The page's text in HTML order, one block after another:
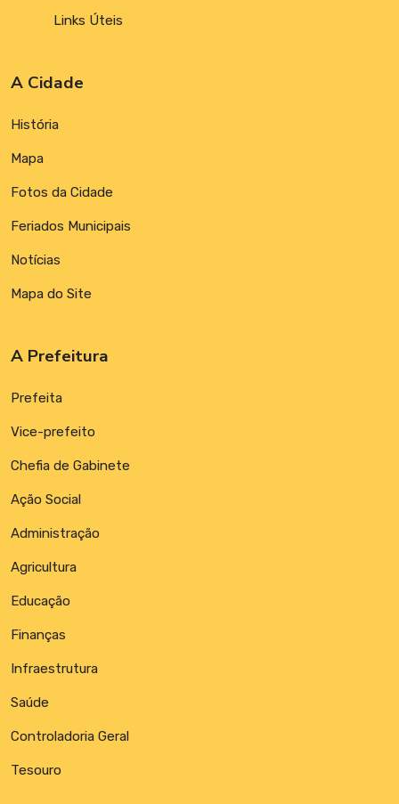
Links Úteis
A Cidade
História
Mapa
Fotos da Cidade
Feriados Municipais
Notícias
Mapa do Site
A Prefeitura
Prefeita
Vice-prefeito
Chefia de Gabinete
Ação Social
Administração
Agricultura
Educação
Finanças
Infraestrutura
Saúde
Controladoria Geral
Tesouro